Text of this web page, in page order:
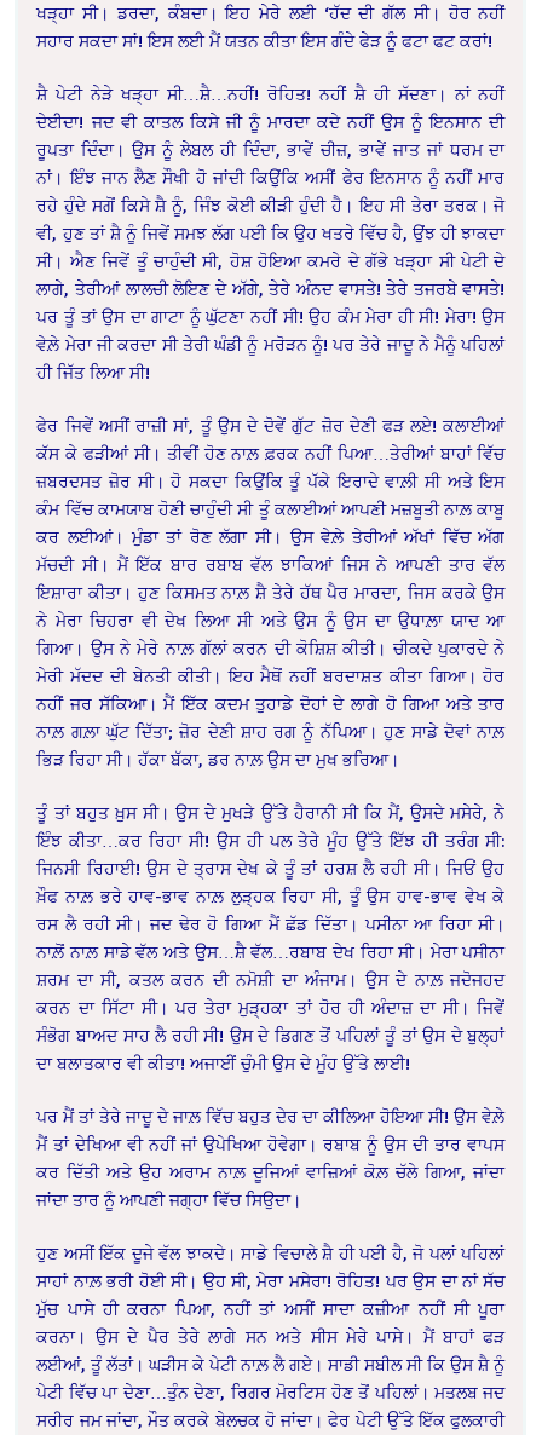
ਖੜ੍ਹਾ ਸੀ। ਡਰਦਾ, ਕੰਬਦਾ। ਇਹ ਮੇਰੇ ਲਈ ‘ਹੱਦ ਦੀ ਗੱਲ ਸੀ। ਹੋਰ ਨਹੀਂ
ਸਹਾਰ ਸਕਦਾ ਸਾਂ! ਇਸ ਲਈ ਮੈਂ ਯਤਨ ਕੀਤਾ ਇਸ ਗੰਦੇ ਫੇੜ ਨੂੰ ਫਟਾ ਫਟ ਕਰਾਂ!
ਸ਼ੈ ਪੇਟੀ ਨੇੜੇ ਖੜ੍ਹਾ ਸੀ…ਸ਼ੈ…ਨਹੀਂ! ਰੋਹਿਤ! ਨਹੀਂ ਸ਼ੈ ਹੀ ਸੱਦਣਾ। ਨਾਂ ਨਹੀਂ
ਦੇਈਦਾ! ਜਦ ਵੀ ਕਾਤਲ ਕਿਸੇ ਜੀ ਨੂੰ ਮਾਰਦਾ ਕਦੇ ਨਹੀਂ ਉਸ ਨੂੰ ਇਨਸਾਨ ਦੀ
ਰੂਪਤਾ ਦਿੰਦਾ। ਉਸ ਨੂੰ ਲੇਬਲ ਹੀ ਦਿੰਦਾ, ਭਾਵੇਂ ਚੀਜ਼, ਭਾਵੇਂ ਜਾਤ ਜਾਂ ਧਰਮ ਦਾ
ਨਾਂ। ਇੰਝ ਜਾਨ ਲੈਣ ਸੌਖੀ ਹੋ ਜਾਂਦੀ ਕਿਉੁਂਕਿ ਅਸੀਂ ਫੇਰ ਇਨਸਾਨ ਨੂੰ ਨਹੀਂ ਮਾਰ
ਰਹੇ ਹੁੰਦੇ ਸਗੋਂ ਕਿਸੇ ਸ਼ੈ ਨੂੰ, ਜਿੰਝ ਕੋਈ ਕੀੜੀ ਹੁੰਦੀ ਹੈ। ਇਹ ਸੀ ਤੇਰਾ ਤਰਕ। ਜੋ
ਵੀ, ਹੁਣ ਤਾਂ ਸ਼ੈ ਨੂੰ ਜਿਵੇਂ ਸਮਝ ਲੱਗ ਪਈ ਕਿ ਉਹ ਖਤਰੇ ਵਿੱਚ ਹੈ, ਉਂਝ ਹੀ ਝਾਕਦਾ
ਸੀ। ਐਣ ਜਿਵੇਂ ਤੂੰ ਚਾਹੁੰਦੀ ਸੀ, ਹੋਸ਼ ਹੋਇਆ ਕਮਰੇ ਦੇ ਗੱਭੇ ਖੜ੍ਹਾ ਸੀ ਪੇਟੀ ਦੇ
ਲਾਗੇ, ਤੇਰੀਆਂ ਲਾਲਚੀ ਲੋਇਣ ਦੇ ਅੱਗੇ, ਤੇਰੇ ਅੰਨਦ ਵਾਸਤੇ! ਤੇਰੇ ਤਜਰਬੇ ਵਾਸਤੇ!
ਪਰ ਤੂੰ ਤਾਂ ਉਸ ਦਾ ਗਾਟਾ ਨੂੰ ਘੁੱਟਣਾ ਨਹੀਂ ਸੀ! ਉਹ ਕੰਮ ਮੇਰਾ ਹੀ ਸੀ! ਮੇਰਾ! ਉਸ
ਵੇਲ਼ੇ ਮੇਰਾ ਜੀ ਕਰਦਾ ਸੀ ਤੇਰੀ ਘੰਡੀ ਨੂੰ ਮਰੋੜਨ ਨੂੰ! ਪਰ ਤੇਰੇ ਜਾਦੂ ਨੇ ਮੈਨੂੰ ਪਹਿਲਾਂ
ਹੀ ਜਿੱਤ ਲਿਆ ਸੀ!
ਫੇਰ ਜਿਵੇਂ ਅਸੀਂ ਰਾਜ਼ੀ ਸਾਂ, ਤੂੰ ਉਸ ਦੇ ਦੋਵੇਂ ਗੁੱਟ ਜ਼ੋਰ ਦੇਣੀ ਫੜ ਲਏ! ਕਲਾਈਆਂ
ਕੱਸ ਕੇ ਫੜੀਆਂ ਸੀ। ਤੀਵੀਂ ਹੋਣ ਨਾਲ਼ ਫ਼ਰਕ ਨਹੀਂ ਪਿਆ…ਤੇਰੀਆਂ ਬਾਹਾਂ ਵਿੱਚ
ਜ਼ਬਰਦਸਤ ਜ਼ੋਰ ਸੀ। ਹੋ ਸਕਦਾ ਕਿਉਂਕਿ ਤੂੰ ਪੱਕੇ ਇਰਾਦੇ ਵਾਲ਼ੀ ਸੀ ਅਤੇ ਇਸ
ਕੰਮ ਵਿੱਚ ਕਾਮਯਾਬ ਹੋਣੀ ਚਾਹੁੰਦੀ ਸੀ ਤੂੰ ਕਲਾਈਆਂ ਆਪਣੀ ਮਜ਼ਬੂਤੀ ਨਾਲ਼ ਕਾਬੂ
ਕਰ ਲਈਆਂ। ਮੁੰਡਾ ਤਾਂ ਰੋਣ ਲੱਗਾ ਸੀ। ਉਸ ਵੇਲ਼ੇ ਤੇਰੀਆਂ ਅੱਖਾਂ ਵਿੱਚ ਅੱਗ
ਮੱਚਦੀ ਸੀ। ਮੈਂ ਇੱਕ ਬਾਰ ਰਬਾਬ ਵੱਲ ਝਾਕਿਆਂ ਜਿਸ ਨੇ ਆਪਣੀ ਤਾਰ ਵੱਲ
ਇਸ਼ਾਰਾ ਕੀਤਾ। ਹੁਣ ਕਿਸਮਤ ਨਾਲ਼ ਸ਼ੈ ਤੇਰੇ ਹੱਥ ਪੈਰ ਮਾਰਦਾ, ਜਿਸ ਕਰਕੇ ਉਸ
ਨੇ ਮੇਰਾ ਚਿਹਰਾ ਵੀ ਦੇਖ ਲਿਆ ਸੀ ਅਤੇ ਉਸ ਨੂੰ ਉਸ ਦਾ ਉਧਾਲ਼ਾ ਯਾਦ ਆ
ਗਿਆ। ਉਸ ਨੇ ਮੇਰੇ ਨਾਲ਼ ਗੱਲਾਂ ਕਰਨ ਦੀ ਕੋਸ਼ਿਸ਼ ਕੀਤੀ। ਚੀਕਦੇ ਪੁਕਾਰਦੇ ਨੇ
ਮੇਰੀ ਮੱਦਦ ਦੀ ਬੇਨਤੀ ਕੀਤੀ। ਇਹ ਮੈਥੋਂ ਨਹੀਂ ਬਰਦਾਸ਼ਤ ਕੀਤਾ ਗਿਆ। ਹੋਰ
ਨਹੀਂ ਜਰ ਸੱਕਿਆ। ਮੈਂ ਇੱਕ ਕਦਮ ਤੁਹਾਡੇ ਦੋਹਾਂ ਦੇ ਲਾਗੇ ਹੋ ਗਿਆ ਅਤੇ ਤਾਰ
ਨਾਲ਼ ਗਲ਼ਾ ਘੁੱਟ ਦਿੱਤਾ; ਜ਼ੋਰ ਦੇਣੀ ਸ਼ਾਹ ਰਗ ਨੂੰ ਨੱਪਿਆ। ਹੁਣ ਸਾਡੇ ਦੋਵਾਂ ਨਾਲ਼
ਭਿੜ ਰਿਹਾ ਸੀ। ਹੱਕਾ ਬੱਕਾ, ਡਰ ਨਾਲ਼ ਉਸ ਦਾ ਮੁਖ ਭਰਿਆ।
ਤੂੰ ਤਾਂ ਬਹੁਤ ਖ਼ੁਸ ਸੀ। ਉਸ ਦੇ ਮੁਖੜੇ ਉੱਤੇ ਹੈਰਾਨੀ ਸੀ ਕਿ ਮੈਂ, ਉਸਦੇ ਮਸੇਰੇ, ਨੇ
ਇੰਝ ਕੀਤਾ…ਕਰ ਰਿਹਾ ਸੀ! ਉਸ ਹੀ ਪਲ ਤੇਰੇ ਮੂੰਹ ਉੱਤੇ ਇੱਝ ਹੀ ਤਰੰਗ ਸੀ:
ਜਿਨਸੀ ਰਿਹਾਈ! ਉਸ ਦੇ ਤ੍ਰਾਸ ਦੇਖ ਕੇ ਤੂੰ ਤਾਂ ਹਰਸ਼ ਲੈ ਰਹੀ ਸੀ। ਜਿਓਂ ਉਹ
ਖ਼ੌਫ ਨਾਲ਼ ਭਰੇ ਹਾਵ-ਭਾਵ ਨਾਲ਼ ਲੁੜ੍ਹਕ ਰਿਹਾ ਸੀ, ਤੂੰ ਉਸ ਹਾਵ-ਭਾਵ ਵੇਖ ਕੇ
ਰਸ ਲੈ ਰਹੀ ਸੀ। ਜਦ ਢੇਰ ਹੋ ਗਿਆ ਮੈਂ ਛੱਡ ਦਿੱਤਾ। ਪਸੀਨਾ ਆ ਰਿਹਾ ਸੀ।
ਨਾਲ਼ੋਂ ਨਾਲ਼ ਸਾਡੇ ਵੱਲ ਅਤੇ ਉਸ…ਸ਼ੈ ਵੱਲ…ਰਬਾਬ ਦੇਖ ਰਿਹਾ ਸੀ। ਮੇਰਾ ਪਸੀਨਾ
ਸ਼ਰਮ ਦਾ ਸੀ, ਕਤਲ ਕਰਨ ਦੀ ਨਮੋਸ਼ੀ ਦਾ ਅੰਜਾਮ। ਉਸ ਦੇ ਨਾਲ਼ ਜਦੋਜਹਦ
ਕਰਨ ਦਾ ਸਿੱਟਾ ਸੀ। ਪਰ ਤੇਰਾ ਮੁੜ੍ਹਕਾ ਤਾਂ ਹੋਰ ਹੀ ਅੰਦਾਜ਼ ਦਾ ਸੀ। ਜਿਵੇਂ
ਸੰਭੋਗ ਬਾਅਦ ਸਾਹ ਲੈ ਰਹੀ ਸੀ! ਉਸ ਦੇ ਡਿਗਣ ਤੋਂ ਪਹਿਲਾਂ ਤੂੰ ਤਾਂ ਉਸ ਦੇ ਬੁਲ੍ਹਾਂ
ਦਾ ਬਲਾਤਕਾਰ ਵੀ ਕੀਤਾ! ਅਜਾਈਂ ਚੁੰਮੀ ਉਸ ਦੇ ਮੂੰਹ ਉੱਤੇ ਲਾਈ!
ਪਰ ਮੈਂ ਤਾਂ ਤੇਰੇ ਜਾਦੂ ਦੇ ਜਾਲ਼ ਵਿੱਚ ਬਹੁਤ ਦੇਰ ਦਾ ਕੀਲਿਆ ਹੋਇਆ ਸੀ! ਉਸ ਵੇਲ਼ੇ
ਮੈਂ ਤਾਂ ਦੇਖਿਆ ਵੀ ਨਹੀਂ ਜਾਂ ਉਪੇਖਿਆ ਹੋਵੇਗਾ। ਰਬਾਬ ਨੂੰ ਉਸ ਦੀ ਤਾਰ ਵਾਪਸ
ਕਰ ਦਿੱਤੀ ਅਤੇ ਉਹ ਅਰਾਮ ਨਾਲ਼ ਦੂਜਿਆਂ ਵਾਜ਼ਿਆਂ ਕੋਲ਼ ਚੱਲੇ ਗਿਆ, ਜਾਂਦਾ
ਜਾਂਦਾ ਤਾਰ ਨੂੰ ਆਪਣੀ ਜਗ੍ਹਾ ਵਿੱਚ ਸਿਉਦਾ।
ਹੁਣ ਅਸੀਂ ਇੱਕ ਦੂਜੇ ਵੱਲ ਝਾਕਦੇ। ਸਾਡੇ ਵਿਚਾਲੇ ਸ਼ੈ ਹੀ ਪਈ ਹੈ, ਜੋ ਪਲਾਂ ਪਹਿਲਾਂ
ਸਾਹਾਂ ਨਾਲ਼ ਭਰੀ ਹੋਈ ਸੀ। ਉਹ ਸੀ, ਮੇਰਾ ਮਸੇਰਾ! ਰੋਹਿਤ! ਪਰ ਉਸ ਦਾ ਨਾਂ ਸੱਚ
ਮੁੱਚ ਪਾਸੇ ਹੀ ਕਰਨਾ ਪਿਆ, ਨਹੀਂ ਤਾਂ ਅਸੀਂ ਸਾਦਾ ਕਜ਼ੀਆ ਨਹੀਂ ਸੀ ਪੂਰਾ
ਕਰਨਾ। ਉਸ ਦੇ ਪੈਰ ਤੇਰੇ ਲਾਗੇ ਸਨ ਅਤੇ ਸੀਸ ਮੇਰੇ ਪਾਸੇ। ਮੈਂ ਬਾਹਾਂ ਫੜ
ਲਈਆਂ, ਤੂੰ ਲੱਤਾਂ। ਘੜੀਸ ਕੇ ਪੇਟੀ ਨਾਲ਼ ਲੈ ਗਏ। ਸਾਡੀ ਸਬੀਲ ਸੀ ਕਿ ਉਸ ਸ਼ੈ ਨੂੰ
ਪੇਟੀ ਵਿੱਚ ਪਾ ਦੇਣਾ…ਤੁੰਨ ਦੇਣਾ, ਰਿਗਰ ਮੋਰਟਿਸ ਹੋਣ ਤੋਂ ਪਹਿਲਾਂ। ਮਤਲਬ ਜਦ
ਸਰੀਰ ਜਮ ਜਾਂਦਾ, ਮੌਤ ਕਰਕੇ ਬੇਲਚਕ ਹੋ ਜਾਂਦਾ। ਫੇਰ ਪੇਟੀ ਉੱਤੇ ਇੱਕ ਫੁਲਕਾਰੀ